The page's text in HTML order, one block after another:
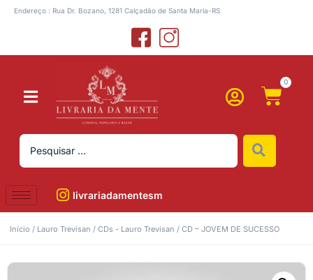
Endereço : Rua Dr. Bozano, 1281 Calçadão de Santa Maria-RS
0
livrariadamentesm
Início / Lauro Trevisan / CDs - Lauro Trevisan / CD – JOVEM DE SUCESSO